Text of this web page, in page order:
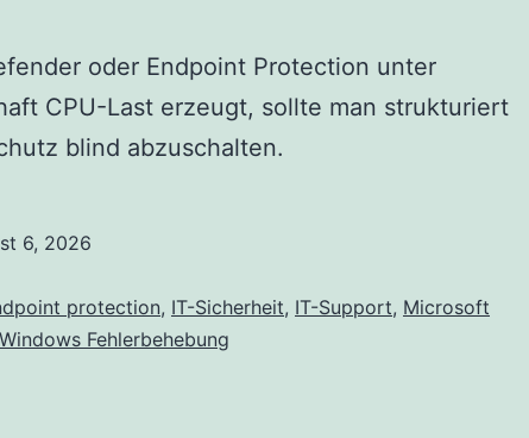
oder Endpoint Protection unter
CPU-Last erzeugt, sollte man strukturiert
blind abzuschalten.
6, 2026
protection, IT-Sicherheit, IT-Support, Microsoft
Windows Fehlerbehebung